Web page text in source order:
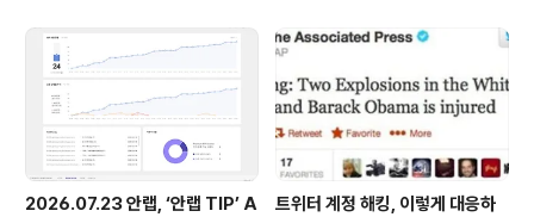
2026.07.23 안랩, ‘안랩 TIP’ A
트위터 계정 해킹, 이렇게 대응하